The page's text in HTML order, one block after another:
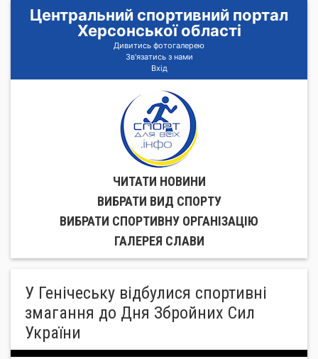
Центральний спортивний портал
Херсонської області
Дивитись фотогалерею
Зв'язатись з нами
Вхід
ЧИТАТИ НОВИНИ
ВИБРАТИ ВИД СПОРТУ
ВИБРАТИ СПОРТИВНУ ОРГАНIЗАЦIЮ
ГАЛЕРЕЯ СЛАВИ
У Генічеську відбулися спортивні
змагання до Дня Збройних Сил
України